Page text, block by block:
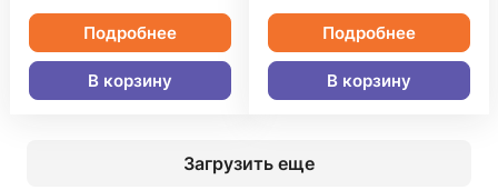
Подробнее
В корзину
Подробнее
В корзину
Загрузить еще